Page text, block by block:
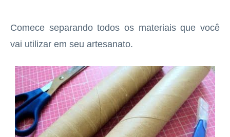
Comece separando todos os materiais que você
vai utilizar em seu artesanato.